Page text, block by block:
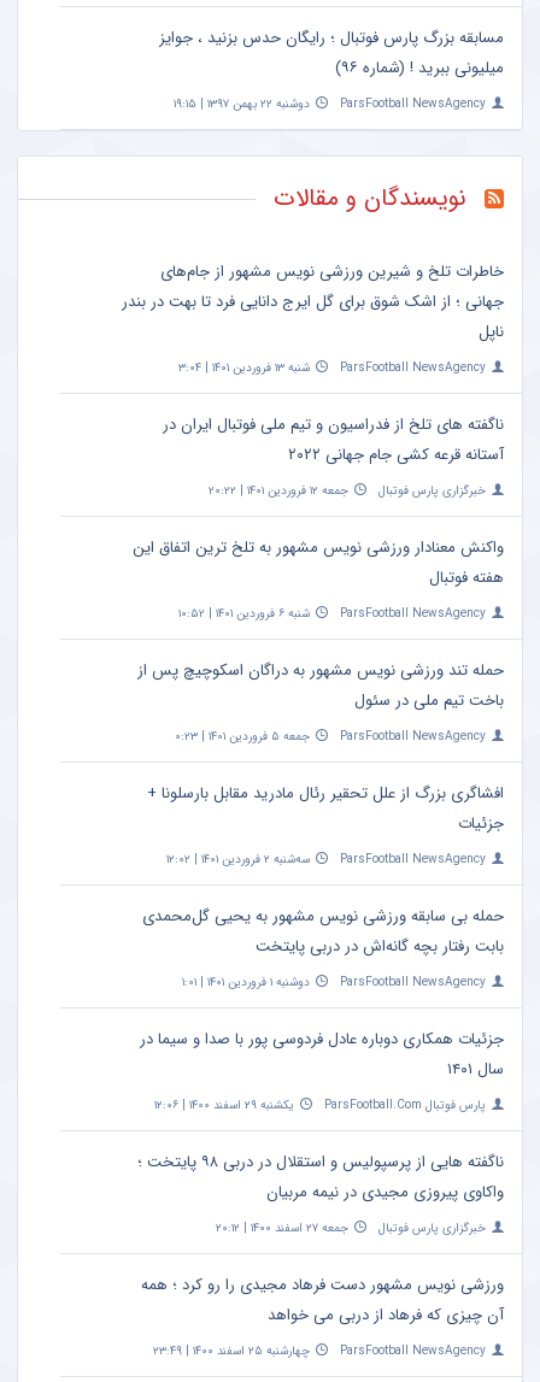
مسابقه بزرگ پارس فوتبال ؛ رایگان حدس بزنید ، جوایز
میلیونی ببرید ! (شماره ۹۶)
ParsFootball NewsAgency دوشنبه ۲۲ بهمن ۱۳۹۷ | ۱۹:۱۵
نویسندگان و مقالات
خاطرات تلخ و شیرین ورزشی نویس مشهور از جام‌های
جهانی ؛ از اشک شوق برای گل ایرج دانایی فرد تا بهت در بندر
ناپل
ParsFootball NewsAgency شنبه ۱۳ فروردین ۱۴۰۱ | ۳:۰۴
ناگفته های تلخ از فدراسیون و تیم ملی فوتبال ایران در
آستانه قرعه کشی جام جهانی ۲۰۲۲
خبرگزاری پارس فوتبال جمعه ۱۲ فروردین ۱۴۰۱ | ۲۰:۲۲
واکنش معنادار ورزشی نویس مشهور به تلخ ترین اتفاق این
هفته فوتبال
ParsFootball NewsAgency شنبه ۶ فروردین ۱۴۰۱ | ۱۰:۵۲
حمله تند ورزشی نویس مشهور به دراگان اسکوچیچ پس از
باخت تیم ملی در سئول
ParsFootball NewsAgency جمعه ۵ فروردین ۱۴۰۱ | ۰:۲۳
افشاگری بزرگ از علل تحقیر رئال مادرید مقابل بارسلونا +
جزئیات
ParsFootball NewsAgency سه‌شنبه ۲ فروردین ۱۴۰۱ | ۱۲:۰۲
حمله بی سابقه ورزشی نویس مشهور به یحیی گل‌محمدی
بابت رفتار بچه گانه‌اش در دربی پایتخت
ParsFootball NewsAgency دوشنبه ۱ فروردین ۱۴۰۱ | ۱:۰۱
جزئیات همکاری دوباره عادل فردوسی‌ پور با صدا و سیما در
سال ۱۴۰۱
پارس فوتبال ParsFootball.Com یکشنبه ۲۹ اسفند ۱۴۰۰ | ۱۲:۰۶
ناگفته هایی از پرسپولیس و استقلال در دربی ۹۸ پایتخت ؛
واکاوی پیروزی مجیدی در نیمه مربیان
خبرگزاری پارس فوتبال جمعه ۲۷ اسفند ۱۴۰۰ | ۲۰:۱۲
ورزشی نویس مشهور دست فرهاد مجیدی را رو کرد ؛ همه
آن چیزی که فرهاد از دربی می خواهد
ParsFootball NewsAgency چهارشنبه ۲۵ اسفند ۱۴۰۰ | ۲۳:۴۹